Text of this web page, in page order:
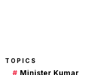
TOPICS
# Minister Kumar